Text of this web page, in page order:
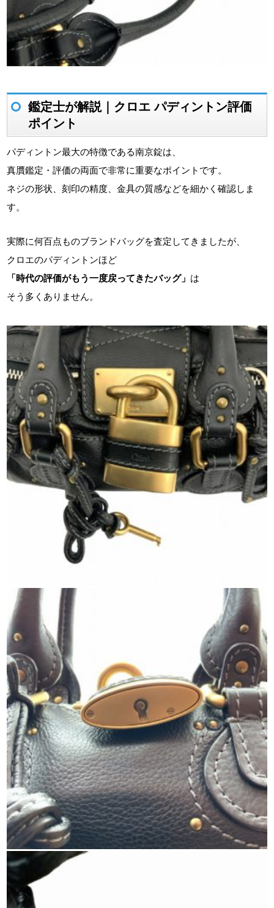
鑑定士が解説｜クロエ パディントン評価
ポイント
パディントン最大の特徴である南京錠は、
真贋鑑定・評価の両面で非常に重要なポイントです。
ネジの形状、刻印の精度、金具の質感などを細かく確認しま
す。
実際に何百点ものブランドバッグを査定してきましたが、
クロエのパディントンほど
「時代の評価がもう一度戻ってきたバッグ」 は
そう多くありません。